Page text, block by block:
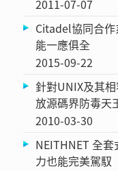
2011-07-07
Citadel協同合
能一應俱全
2015-09-22
針對UNIX及其
放源碼界防毒
2010-03-30
NEITHNET 全
力也能完美駕馭